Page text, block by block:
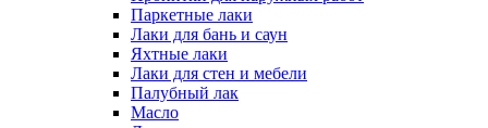
Паркетные лаки
Лаки для бань и саун
Яхтные лаки
Лаки для стен и мебели
Палубный лак
Масло